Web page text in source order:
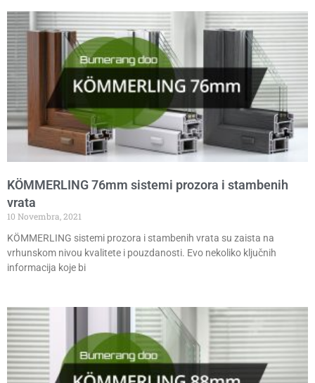
KÖMMERLING 76mm sistemi prozora i stambenih
vrata
10 Novembra, 2021
KÖMMERLING sistemi prozora i stambenih vrata su zaista na
vrhunskom nivou kvalitete i pouzdanosti. Evo nekoliko ključnih
informacija koje bi